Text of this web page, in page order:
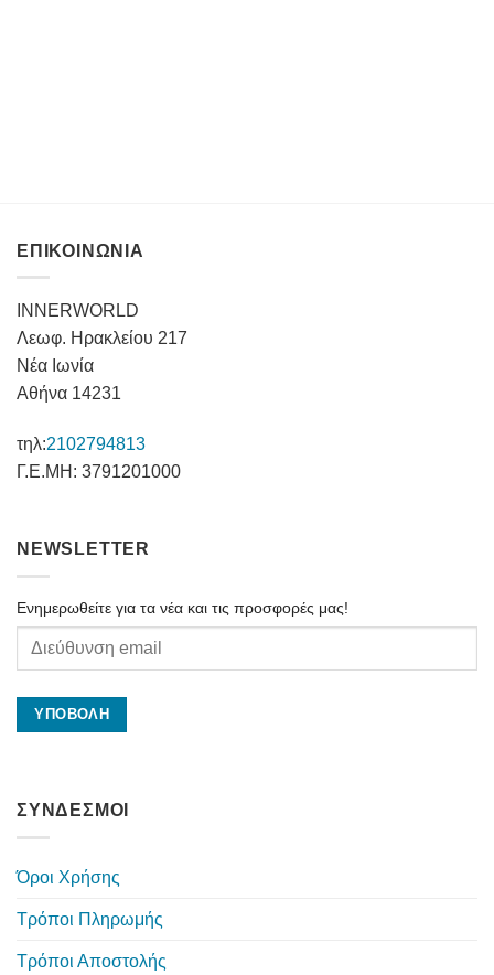
ΕΠΙΚΟΙΝΩΝΙΑ
INNERWORLD
Λεωφ. Ηρακλείου 217
Νέα Ιωνία
Αθήνα 14231
τηλ:2102794813
Γ.Ε.ΜΗ: 3791201000
NEWSLETTER
Ενημερωθείτε για τα νέα και τις προσφορές μας!
ΣΥΝΔΕΣΜΟΙ
Όροι Χρήσης
Τρόποι Πληρωμής
Τρόποι Αποστολής